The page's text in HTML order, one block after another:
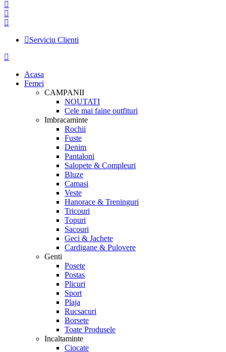
Serviciu Clienti
Acasa
Femei
CAMPANII
NOUTATI
Cele mai faine outfituri
Imbracaminte
Rochii
Fuste
Denim
Pantaloni
Salopete & Compleuri
Bluze
Camasi
Veste
Hanorace & Treninguri
Tricouri
Topuri
Sacouri
Geci & Jachete
Cardigane & Pulovere
Genti
Posete
Postas
Plicuri
Sport
Plaja
Rucsacuri
Borsete
Toate Produsele
Incaltaminte
Ciocate